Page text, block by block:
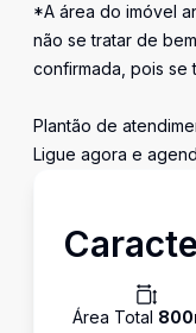
*A área do imóvel
não se tratar de
confirmada, pois se
Plantão de
Ligue agora e
Área Total 800